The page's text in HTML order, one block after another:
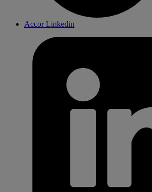
Accor Linkedin